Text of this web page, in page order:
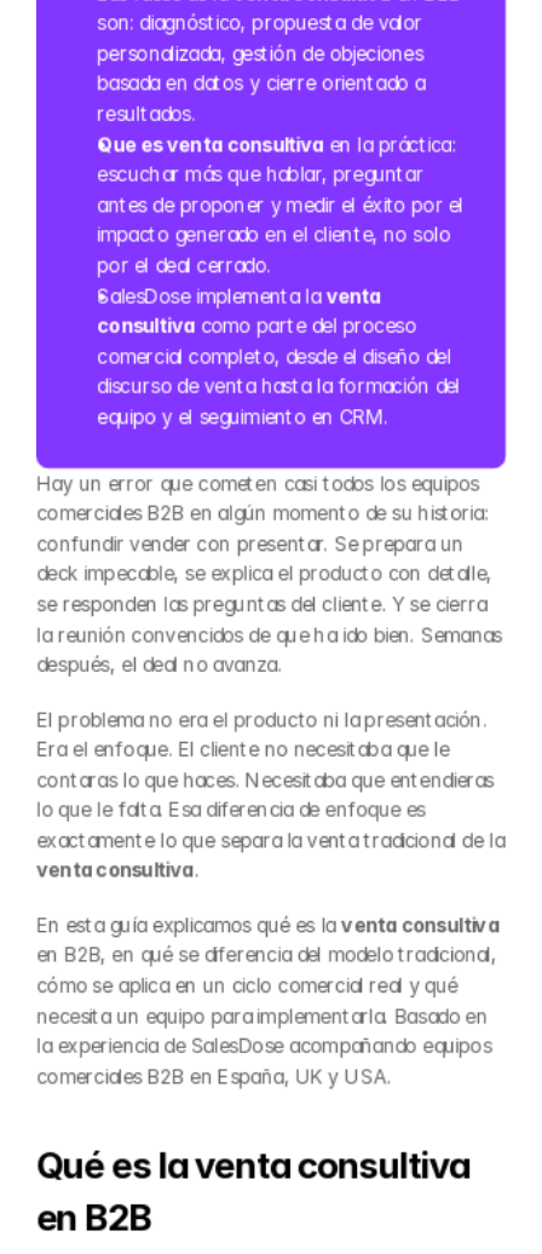
son: diagnóstico, propuesta de valor
personalizada, gestión de objeciones
basada en datos y cierre orientado a
resultados.
Que es venta consultiva en la práctica:
escuchar más que hablar, preguntar
antes de proponer y medir el éxito por el
impacto generado en el cliente, no solo
por el deal cerrado.
SalesDose implementa la venta
consultiva como parte del proceso
comercial completo, desde el diseño del
discurso de venta hasta la formación del
equipo y el seguimiento en CRM.
Hay un error que cometen casi todos los equipos
comerciales B2B en algún momento de su historia:
confundir vender con presentar. Se prepara un
deck impecable, se explica el producto con detalle,
se responden las preguntas del cliente. Y se cierra
la reunión convencidos de que ha ido bien. Semanas
después, el deal no avanza.
El problema no era el producto ni la presentación.
Era el enfoque. El cliente no necesitaba que le
contaras lo que haces. Necesitaba que entendieras
lo que le falta. Esa diferencia de enfoque es
exactamente lo que separa la venta tradicional de la
venta consultiva.
En esta guía explicamos qué es la venta consultiva
en B2B, en qué se diferencia del modelo tradicional,
cómo se aplica en un ciclo comercial real y qué
necesita un equipo para implementarla. Basado en
la experiencia de SalesDose acompañando equipos
comerciales B2B en España, UK y USA.
Qué es la venta consultiva
en B2B